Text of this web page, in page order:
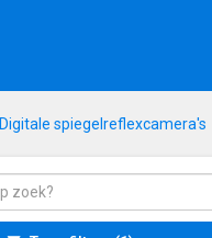
Digitale spiegelreflexcamera's